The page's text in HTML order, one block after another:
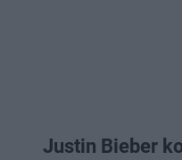
Justin Bieber